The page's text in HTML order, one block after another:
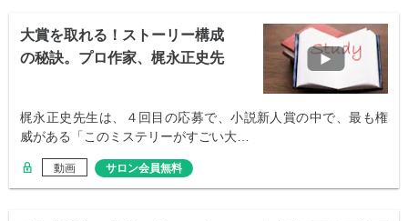
大賞を取れる！ストーリー構成
の秘訣。プロ作家、梶永正史先
梶永正史先生は、４回目の応募で、小説新人賞の中で、最も権
威がある「このミステリーがすごい大…
動画 サロン会員無料